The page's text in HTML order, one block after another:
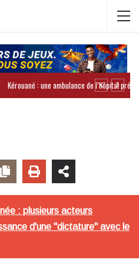
: plusieurs acteurs
d'une "dictature" avec le